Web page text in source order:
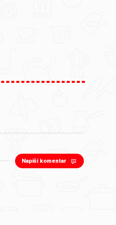
Napiši komentar